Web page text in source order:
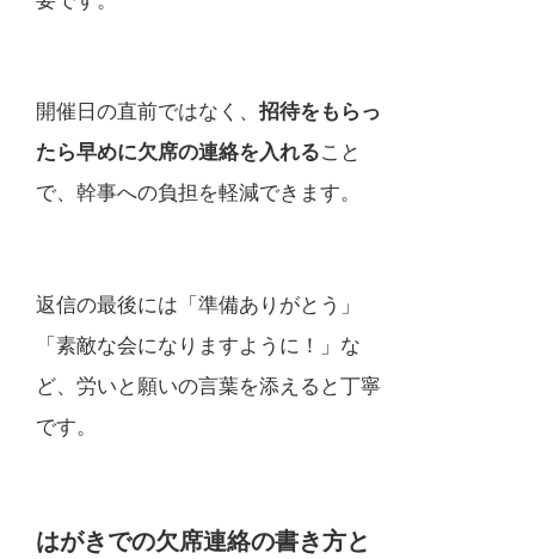
開催日の直前ではなく、招待をもらっ
たら早めに欠席の連絡を入れること
で、幹事への負担を軽減できます。
返信の最後には「準備ありがとう」
「素敵な会になりますように！」な
ど、労いと願いの言葉を添えると丁寧
です。
はがきでの欠席連絡の書き方と